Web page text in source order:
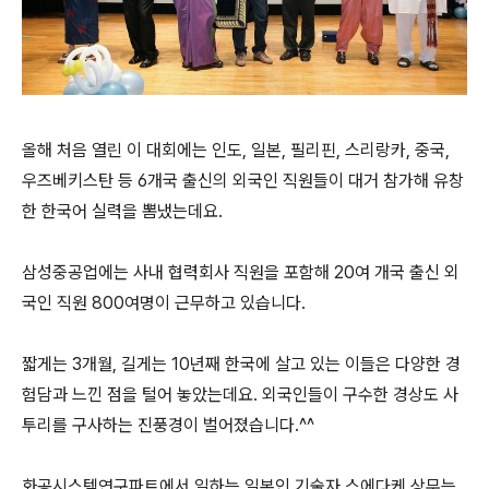
올해 처음 열린 이 대회에는 인도, 일본, 필리핀, 스리랑카, 중국,
우즈베키스탄 등 6개국 출신의 외국인 직원들이 대거 참가해 유창
한 한국어 실력을 뽐냈는데요.
삼성중공업에는 사내 협력회사 직원을 포함해 20여 개국 출신 외
국인 직원 800여명이 근무하고 있습니다.
짧게는 3개월, 길게는 10년째 한국에 살고 있는 이들은 다양한 경
험담과 느낀 점을 털어 놓았는데요. 외국인들이 구수한 경상도 사
투리를 구사하는 진풍경이 벌어졌습니다.^^